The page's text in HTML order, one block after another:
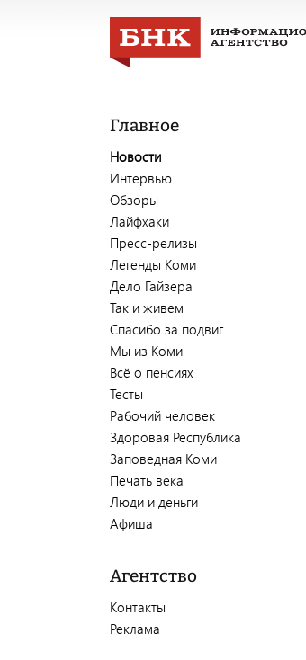
Главное
Новости
Интервью
Обзоры
Лайфхаки
Пресс-релизы
Легенды Коми
Дело Гайзера
Так и живем
Спасибо за подвиг
Мы из Коми
Всё о пенсиях
Тесты
Рабочий человек
Здоровая Республика
Заповедная Коми
Печать века
Люди и деньги
Афиша
Агентство
Контакты
Реклама